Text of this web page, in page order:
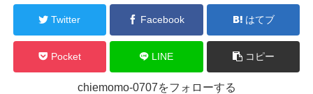
Twitter Facebook はてブ
Pocket LINE コピー
chiemomo-0707をフォローする